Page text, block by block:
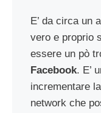
E’ da circa un
vero e proprio
essere un pò
Facebook. E’
incrementare
network che